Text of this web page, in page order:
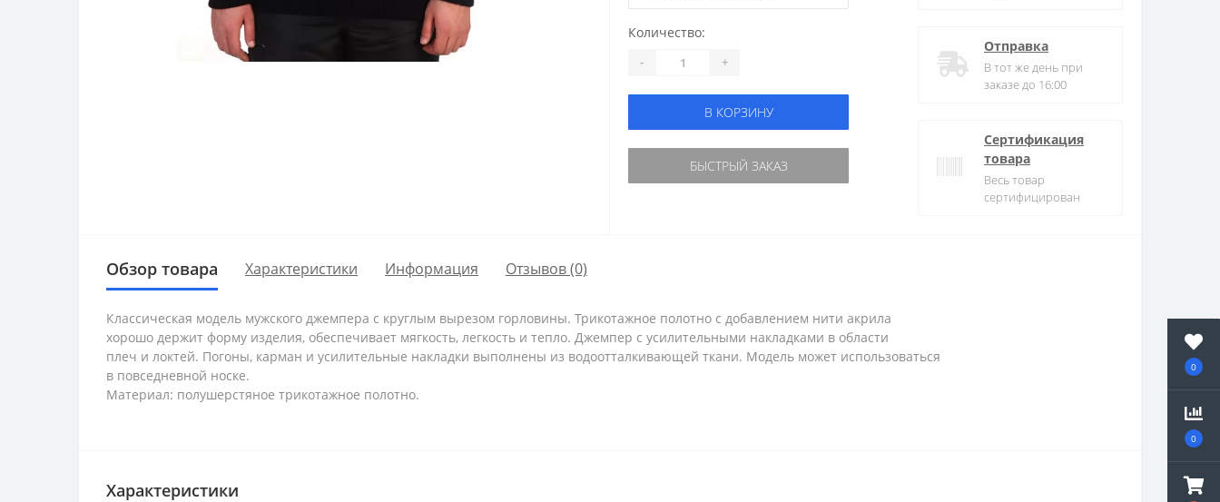
0
0
Количество:
- +
В КОРЗИНУ
БЫСТРЫЙ ЗАКАЗ
Отправка
В тот же день при
заказе до 16:00
Сертификация
товара
Весь товар
сертифицирован
Обзор товара Характеристики Информация Отзывов (0)
Классическая модель мужского джемпера с круглым вырезом горловины. Трикотажное полотно с добавлением нити акрила
хорошо держит форму изделия, обеспечивает мягкость, легкость и тепло. Джемпер с усилительными накладками в области
плеч и локтей. Погоны, карман и усилительные накладки выполнены из водоотталкивающей ткани. Модель может использоваться
в повседневной носке.
Материал: полушерстяное трикотажное полотно.
Характеристики